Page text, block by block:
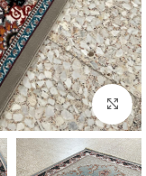
بزرگنمایی تصویر